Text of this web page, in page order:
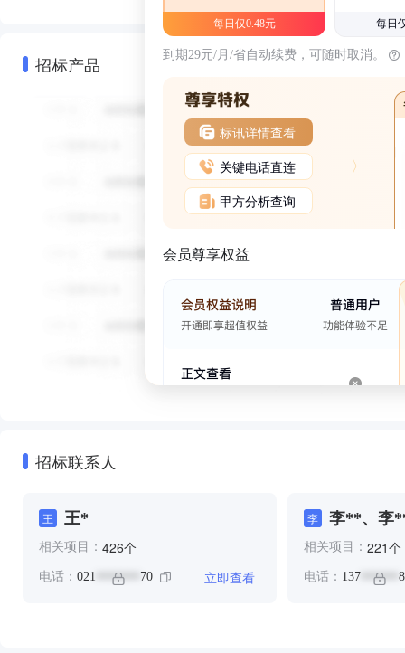
招标产品
每日仅0.48元 每日
到期29元/月/省自动续费，可随时取消。
标讯详情查看
关键电话直连
甲方分析查询
会员尊享权益
招标联系人
王 王*
相关项目： 426个
电话： 021 ******* 70 立即查看
李 李**、李
相关项目： 221个
电话： 137 ******